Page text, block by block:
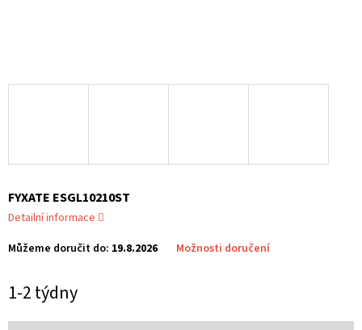
1-2 týdny
Můžeme doručit do: 19.8.2026 Možnosti doručení
FYXATE ESGL10210ST
Detailní informace